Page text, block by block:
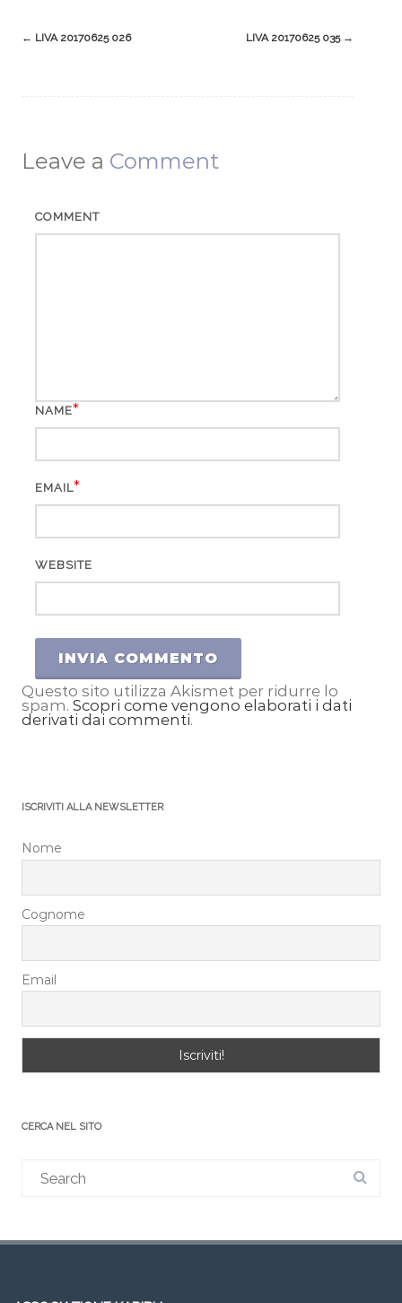
← LIVA 20170625 026 LIVA 20170625 035 →
Leave a Comment
COMMENT
NAME*
EMAIL*
WEBSITE
Questo sito utilizza Akismet per ridurre lo
spam. Scopri come vengono elaborati i dati
derivati dai commenti.
ISCRIVITI ALLA NEWSLETTER
Nome
Cognome
Email
CERCA NEL SITO